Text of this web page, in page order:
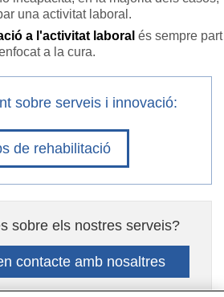
una activitat laboral.
a l'activitat laboral és sempre part
a la cura.
sobre serveis i innovació:
de rehabilitació
sobre els nostres serveis?
contacte amb nosaltres